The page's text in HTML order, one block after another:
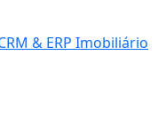
& ERP Imobiliário